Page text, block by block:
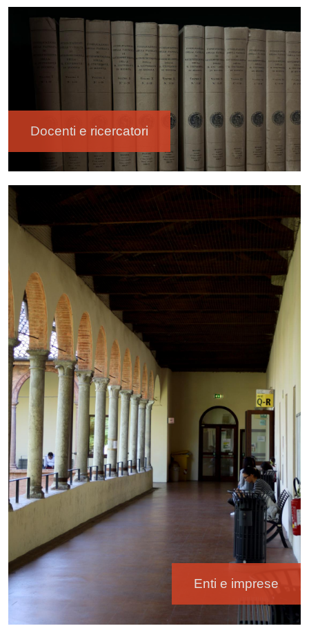
Immagine
Docenti e ricercatori
Immagine
Enti e imprese